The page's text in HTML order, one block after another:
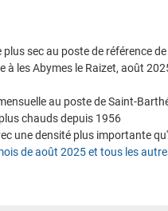
sec au poste de référence
à les Abymes le Raizet, août
au poste de Saint-
chauds depuis 1956
une densité plus importante
de août 2025 et tous les